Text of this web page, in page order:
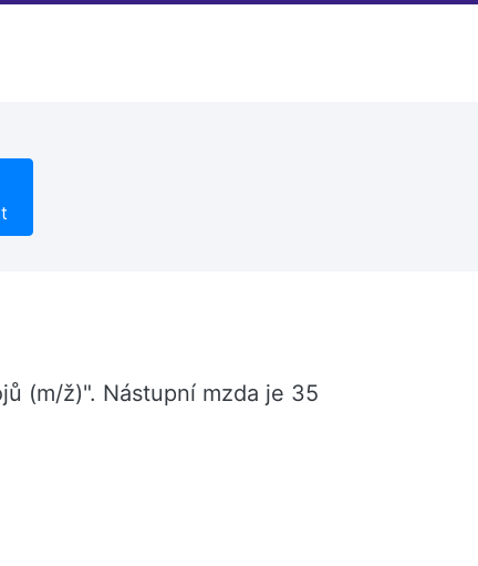
(m/ž)". Nástupní mzda je 35